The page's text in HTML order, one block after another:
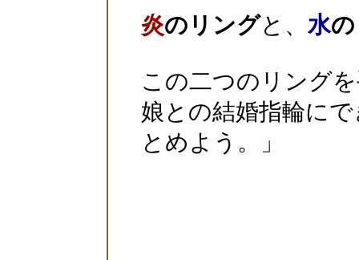
炎のリングと、 水
この二つのリング
娘との結婚指輪に
とめよう。」